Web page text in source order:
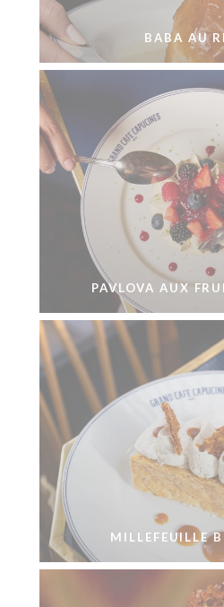
BABA AU
PAVLOVA AUX
MILLEFEUILLE